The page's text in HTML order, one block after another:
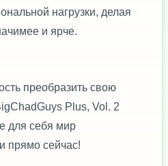
нагрузки, делая
и ярче.
преобразить свою
Plus, Vol. 2
для себя мир
прямо сейчас!